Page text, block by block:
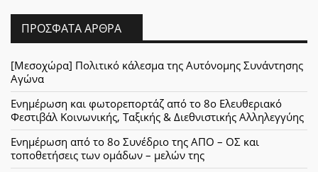
ΠΡΌΣΦΑΤΑ ΆΡΘΡΑ
[Μεσοχώρα] Πολιτικό κάλεσμα της Αυτόνομης Συνάντησης
Αγώνα
Ενημέρωση και φωτορεπορτάζ από το 8ο Ελευθεριακό
Φεστιβάλ Κοινωνικής, Ταξικής & Διεθνιστικής Αλληλεγγύης
Ενημέρωση από το 8ο Συνέδριο της ΑΠΟ – ΟΣ και
τοποθετήσεις των ομάδων – μελών της